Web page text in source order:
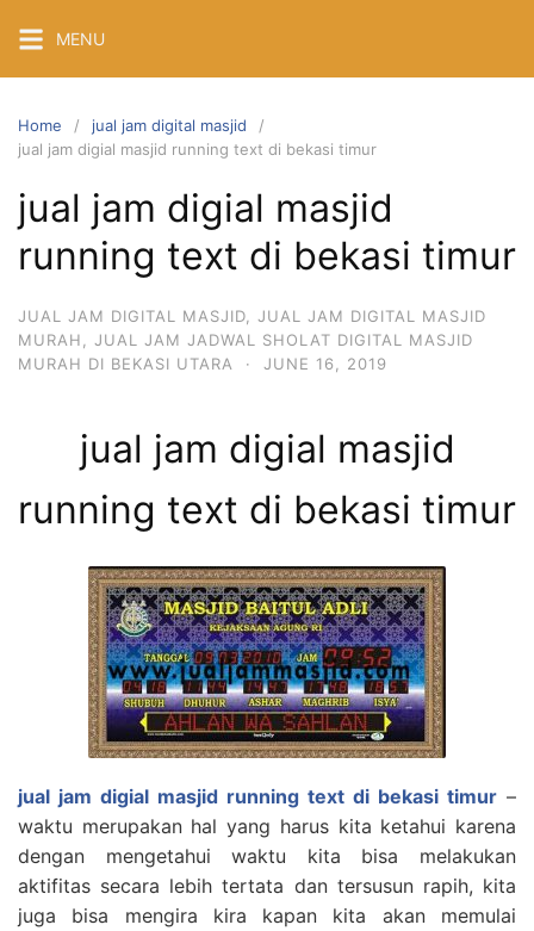
content
MENU
Home
jual jam digital masjid
jual jam digial masjid running text di bekasi timur
jual jam digial masjid
running text di bekasi timur
JUAL JAM DIGITAL MASJID
JUAL JAM DIGITAL MASJID
MURAH
JUAL JAM JADWAL SHOLAT DIGITAL MASJID
MURAH DI BEKASI UTARA
· JUNE 16, 2019
jual jam digial masjid
running text di bekasi timur
jual jam digial masjid running text di bekasi timur –
waktu merupakan hal yang harus kita ketahui karena
dengan mengetahui waktu kita bisa melakukan
aktifitas secara lebih tertata dan tersusun rapih, kita
juga bisa mengira kira kapan kita akan memulai